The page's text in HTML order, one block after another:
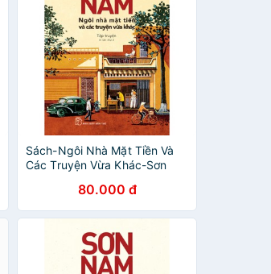
Sách-Ngôi Nhà Mặt Tiền Và
Các Truyện Vừa Khác-Sơn
80.000 đ